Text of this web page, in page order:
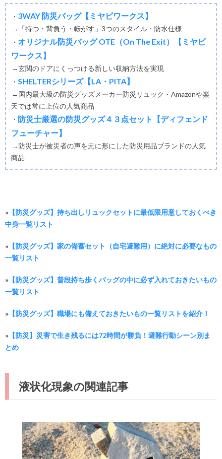
・ 3WAY 防災バッグ【ミヤビワークス】
→「持つ・背負う・転がす」3つのスタイル・防水仕様
・ オリジナル防災バッグ OTE（On The Exit）【ミヤビ
ワークス】
→玄関のドアにくっつける新しい収納方法を実現
・ SHELTERシリーズ【LA・PITA】
→国内最大級の防災グッズメーカー防災リュック・Amazonや楽
天では常に上位の人気商品
・ 防災士厳選の防災グッズ４３点セット【ディフェンド
フューチャー】
→防災士が被災者の声を元に形にした防災用品ブランドの人気
商品
» 【防災グッズ】持ち出しリュックセットに最低限用意しておくべき
中身一覧リスト
» 【防災グッズ】家の備蓄セット（自宅避難用）に絶対に必要なもの
一覧リスト
» 【防災グッズ】普段持ち歩くバッグの中に必ず入れておきたいもの
一覧リスト
» 【防災グッズ】職場にも備えておきたいもの一覧リストを紹介！
» 【防災】災害で生き残るには72時間が勝負！避難行動シーン別ま
とめ
液状化現象の関連記事